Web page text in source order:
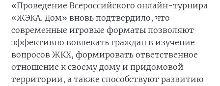
«Проведение Всероссийского онлайн-турнира
«ЖЭКА. Дом» вновь подтвердило, что
современные игровые форматы позволяют
эффективно вовлекать граждан в изучение
вопросов ЖКХ, формировать ответственное
отношение к своему дому и придомовой
территории, а также способствуют развитию